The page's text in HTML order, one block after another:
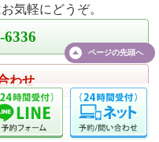
気軽にどうぞ。
6336
わせ
約
ページの先頭へ